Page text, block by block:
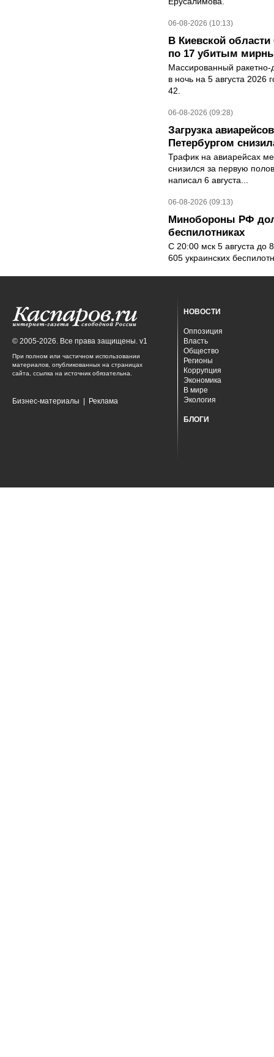
06-08-2026 (10:13)
В Киевской
по 17 убитым
Массированный ракетно-
в ночь на 5 августа 2026
42.
06-08-2026 (09:28)
Загрузка
Петербургом
Трафик на авиарейсах
снизился за первую
написал 6 августа...
06-08-2026 (09:13)
Минобороны РФ
беспилотниках
С 20:00 мск 5 августа до
605 украинских
© 2005-2026. Все права защищены. v1
При полном или частичном использовании
материалов, опубликованных на страницах
сайта, ссылка на источник обязательна.
Бизнес-материалы Реклама
НОВОСТИ
Оппозиция
Власть
Общество
Регионы
Коррупция
Экономика
В мире
Экология
БЛОГИ